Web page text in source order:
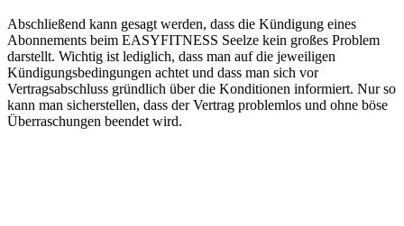
Abschließend kann gesagt werden, dass die Kündigung eines
Abonnements beim EASYFITNESS Seelze kein großes Problem
darstellt. Wichtig ist lediglich, dass man auf die jeweiligen
Kündigungsbedingungen achtet und dass man sich vor
Vertragsabschluss gründlich über die Konditionen informiert. Nur so
kann man sicherstellen, dass der Vertrag problemlos und ohne böse
Überraschungen beendet wird.